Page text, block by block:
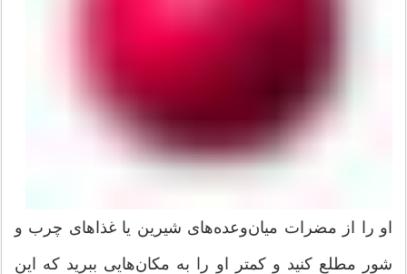
او را از مضرات میان‌وعده‌های شیرین یا غذاهای چرب و
شور مطلع کنید و کمتر او را به مکان‌هایی ببرید که این